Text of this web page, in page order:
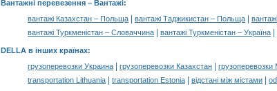
Вантажні перевезення – Вантажі:
вантажі Казахстан – Польща
вантажі Таджикистан – Польща
вантажі Туркменістан – Словаччина вантажі Туркменістан – Україна
DELLA в інших країнах:
грузоперевозки Украина
грузоперевозки Казахстан
transportation Lithuania transportation Estonia відстані між містами